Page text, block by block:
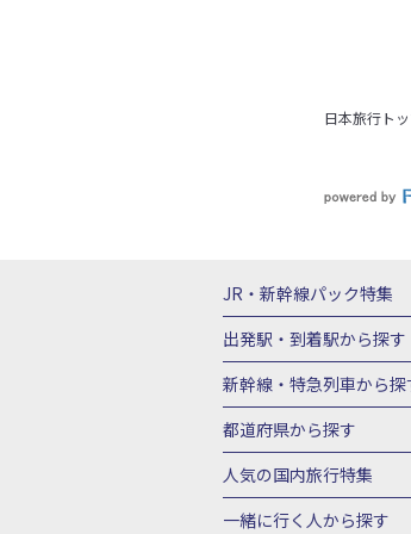
日本旅行ト
JR・新幹線パック特集
JR・新幹線＋ホテルパッ
出発駅・到着駅から探す
秋田⇔東京 新幹線パック
富山⇔東京 新幹線パック
東京→新潟 新幹線パック
東京→京都 新幹線パック
東京→広島 新幹線パック
新幹線・特急列車から探
北海道新幹線 旅行
上越新幹線 旅行
山陽
都道府県から探す
北海道旅行・ツ
山形旅行・ツアー
福
人気の国内旅行特集
東京ディズニーリゾート®
一緒に行く人から探す